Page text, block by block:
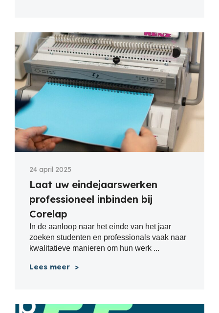
24 april 2025
Laat uw eindejaarswerken
professioneel inbinden bij
Corelap
In de aanloop naar het einde van het jaar
zoeken studenten en professionals vaak naar
kwalitatieve manieren om hun werk ...
Lees meer